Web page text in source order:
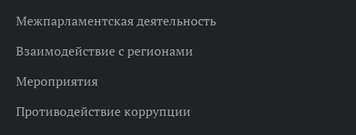
Межпарламентская деятельность
Взаимодействие с регионами
Мероприятия
Противодействие коррупции